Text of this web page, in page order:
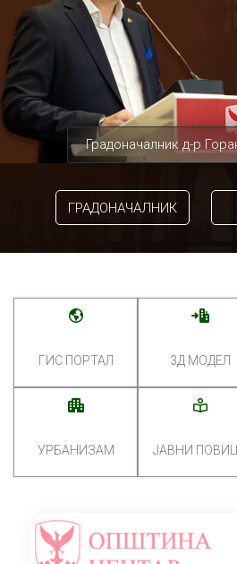
Градоначалник д-р
ГРАДОНАЧАЛНИК
ГИС ПОРТАЛ 3Д МОДЕЛ
УРБАНИЗАМ ЈАВНИ